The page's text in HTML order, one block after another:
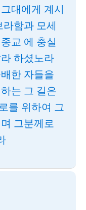
대에게 계시
함과 모세
교 에 충실
하셨노라
한 자들을
는 그 길은
를 위하여 그
그분께로